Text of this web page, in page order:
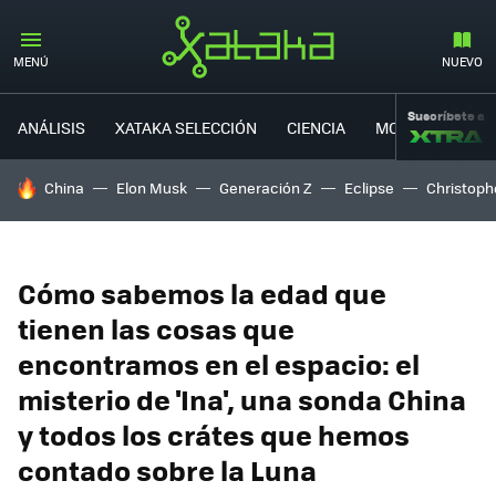
MENÚ NUEVO
ANÁLISIS XATAKA SELECCIÓN CIENCIA MOVILIDAD
Suscríbete a
HOY SE HABLA DE
China Elon Musk Generación Z Eclipse
Cómo sabemos la edad que
tienen las cosas que
encontramos en el espacio: el
misterio de 'Ina', una sonda China
y todos los crátes que hemos
contado sobre la Luna